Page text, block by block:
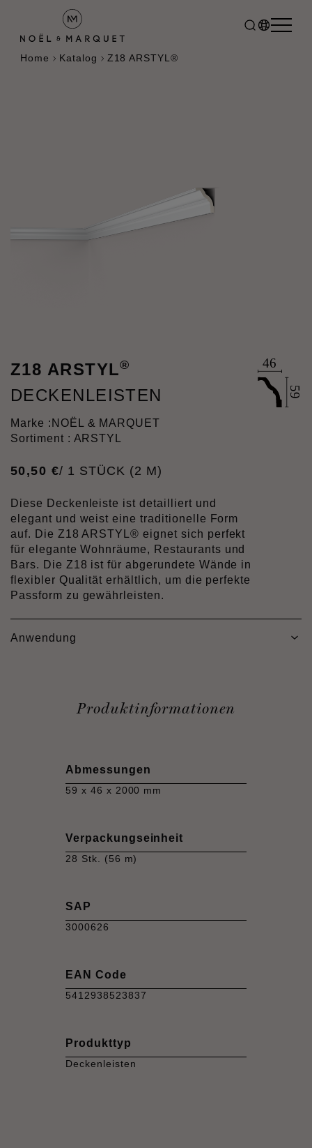
Home Katalog Z18 ARSTYL®
Z18 ARSTYL®
DECKENLEISTEN
Marke : NOËL & MARQUET
Sortiment : ARSTYL
50,50 €/ 1 STÜCK (2 M)
Diese Deckenleiste ist detailliert und
elegant und weist eine traditionelle Form
auf. Die Z18 ARSTYL® eignet sich perfekt
für elegante Wohnräume, Restaurants und
Bars. Die Z18 ist für abgerundete Wände in
flexibler Qualität erhältlich, um die perfekte
Passform zu gewährleisten.
Anwendung
Produktinformationen
Abmessungen
59 x 46 x 2000 mm
Verpackungseinheit
28 Stk. (56 m)
SAP
3000626
EAN Code
5412938523837
Produkttyp
Deckenleisten